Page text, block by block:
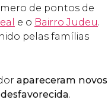
de pontos de
e o Bairro Judeu.
pelas famílias
apareceram novos
.